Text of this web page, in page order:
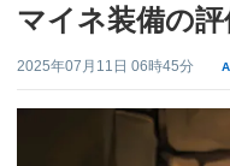
マイネ装備の
2025年07月11日 06時45分